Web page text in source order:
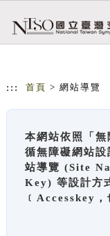
::: 首頁 > 網站導覽
本網站依照「
循無障礙網站
站導覽 (Site
Key) 等設計方
﹝Accesskey，